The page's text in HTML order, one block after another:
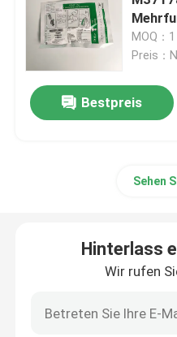
Patientenmonitor-
Teile von Defibrillatoren
Batterien für
MOQ：
Preis：
Bestpreis
Sehen
Hinterlass
Wir rufen